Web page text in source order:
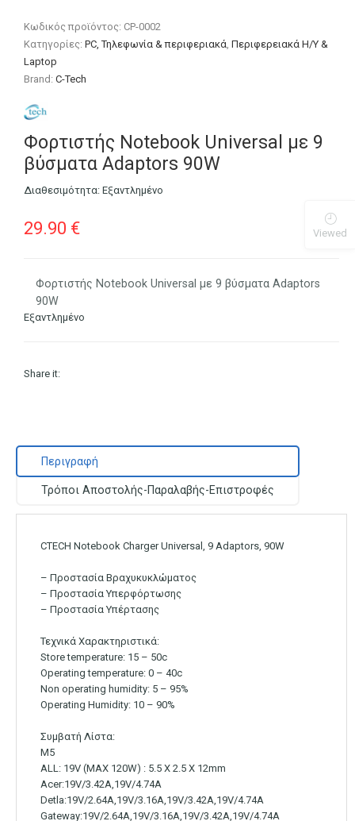
Κωδικός προϊόντος: CP-0002
Κατηγορίες:PC, Τηλεφωνία & περιφεριακά,Περιφερειακά Η/Υ &
Laptop
Brand:C-Tech
Φορτιστής Notebook Universal με 9
βύσματα Adaptors 90W
Διαθεσιμότητα:Εξαντλημένο
29.90 €
Φορτιστής Notebook Universal με 9 βύσματα Adaptors
90W
Εξαντλημένο
Share it:
Περιγραφή
Τρόποι Αποστολής-Παραλαβής-Επιστροφές
CTECH Notebook Charger Universal, 9 Adaptors, 90W
– Προστασία Βραχυκυκλώματος
– Προστασία Υπερφόρτωσης
– Προστασία Υπέρτασης
Τεχνικά Χαρακτηριστικά:
Store temperature: 15 – 50c
Operating temperature: 0 – 40c
Non operating humidity: 5 – 95%
Operating Humidity: 10 – 90%
Συμβατή Λίστα:
M5
ALL: 19V (MAX 120W) : 5.5 X 2.5 X 12mm
Acer:19V/3.42A,19V/4.74A
Detla:19V/2.64A,19V/3.16A,19V/3.42A,19V/4.74A
Gateway:19V/2.64A,19V/3.16A,19V/3.42A,19V/4.74A
Viewed